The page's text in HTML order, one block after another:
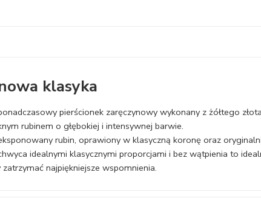
klasyka
pierścionek zaręczynowy wykonany z żółtego
rubinem o głębokiej i intensywnej barwie.
rubin, oprawiony w klasyczną koronę oraz
idealnymi klasycznymi proporcjami i bez wątpienia to
najpiękniejsze wspomnienia.